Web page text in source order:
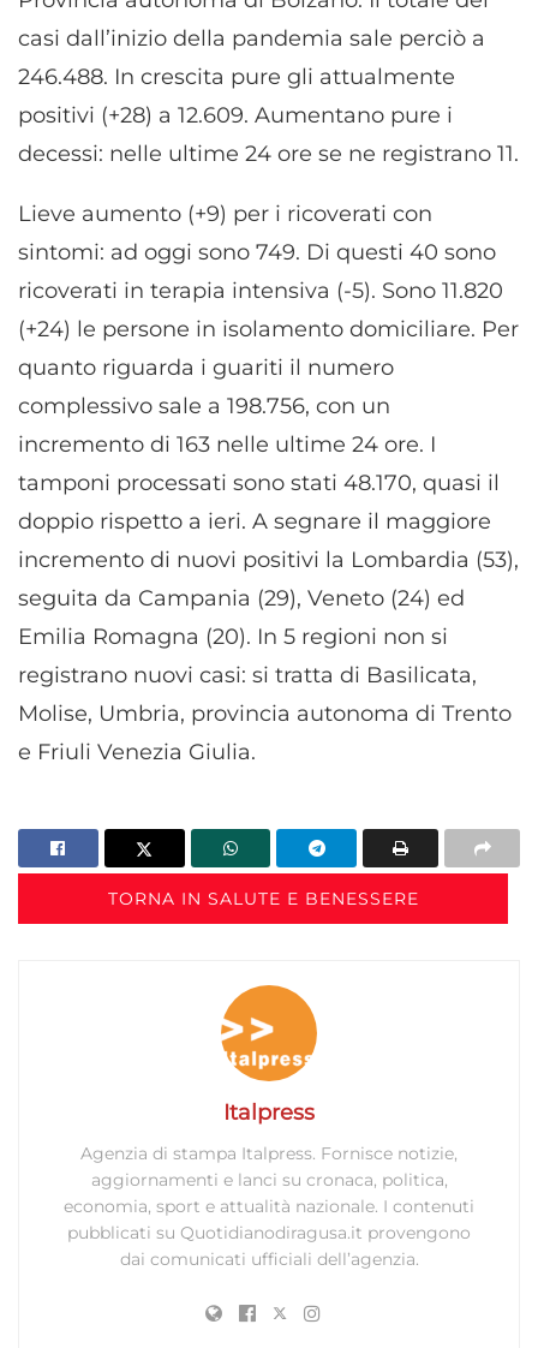
casi dall’inizio della pandemia sale perciò a
246.488. In crescita pure gli attualmente
positivi (+28) a 12.609. Aumentano pure i
decessi: nelle ultime 24 ore se ne registrano 11.
Lieve aumento (+9) per i ricoverati con
sintomi: ad oggi sono 749. Di questi 40 sono
ricoverati in terapia intensiva (-5). Sono 11.820
(+24) le persone in isolamento domiciliare. Per
quanto riguarda i guariti il numero
complessivo sale a 198.756, con un
incremento di 163 nelle ultime 24 ore. I
tamponi processati sono stati 48.170, quasi il
doppio rispetto a ieri. A segnare il maggiore
incremento di nuovi positivi la Lombardia (53),
seguita da Campania (29), Veneto (24) ed
Emilia Romagna (20). In 5 regioni non si
registrano nuovi casi: si tratta di Basilicata,
Molise, Umbria, provincia autonoma di Trento
e Friuli Venezia Giulia.
TORNA IN SALUTE E BENESSERE
Italpress
Agenzia di stampa Italpress. Fornisce notizie,
aggiornamenti e lanci su cronaca, politica,
economia, sport e attualità nazionale. I contenuti
pubblicati su Quotidianodiragusa.it provengono
dai comunicati ufficiali dell’agenzia.